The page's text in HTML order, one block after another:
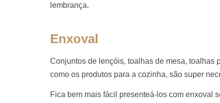
lembrança.
Enxoval
Conjuntos de lençóis, toalhas de mesa, toalhas
como os produtos para a cozinha, são super
Fica bem mais fácil presenteá-los com enxoval